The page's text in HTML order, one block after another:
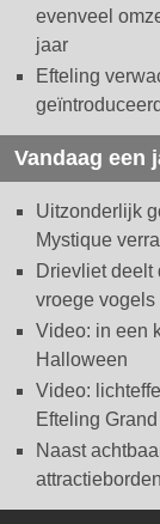
evenveel
jaar
Efteling
Vandaag een
Uitzonderlijk
Mystique
Drievliet deelt
vroege vogels
Video: in een
Halloween
Video:
Efteling Grand
Naast